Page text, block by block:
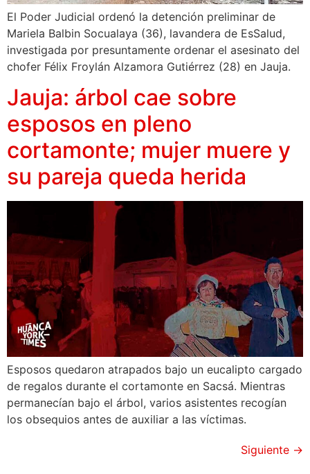
El Poder Judicial ordenó la detención preliminar de
Mariela Balbin Socualaya (36), lavandera de EsSalud,
investigada por presuntamente ordenar el asesinato del
chofer Félix Froylán Alzamora Gutiérrez (28) en Jauja.
Jauja: árbol cae sobre
esposos en pleno
cortamonte; mujer muere y
su pareja queda herida
Esposos quedaron atrapados bajo un eucalipto cargado
de regalos durante el cortamonte en Sacsá. Mientras
permanecían bajo el árbol, varios asistentes recogían
los obsequios antes de auxiliar a las víctimas.
Siguiente →